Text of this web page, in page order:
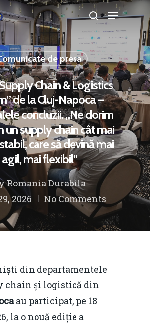
to search or ESC to close
de presa
Chain & Logistics
de la Cluj-Napoca –
concluzii. „Ne dorim
un supply chain cât mai
care să devină mai
agil, mai flexibil”
Romania Durabila
2026
No Comments
din departamentele
chain și logistică din
au participat, pe 18
la o nouă ediție a